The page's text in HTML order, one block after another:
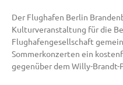
Der Flughafen Berlin
Kulturveranstaltung für die
Flughafengesellschaft
Sommerkonzerten ein
gegenüber dem Willy-Brandt-